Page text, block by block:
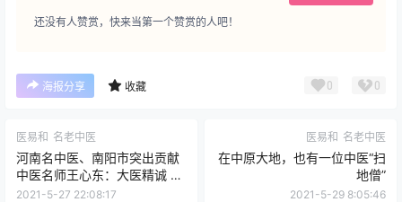
还没有人赞赏，快来当第一个赞赏的人吧！
海报分享 收藏 0 0
医易和 名老中医
河南名中医、南阳市突出贡献
中医名师王心东：大医精诚 医
者仁心
2021-5-27 22:08:17
医易和 名老中医
在中原大地，也有一位中医“扫
地僧”
2021-5-29 8:05:46